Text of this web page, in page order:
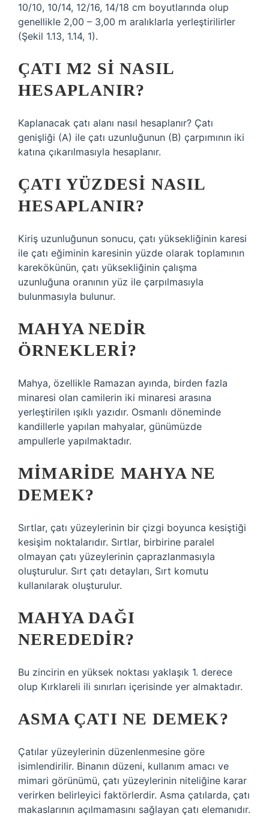
10/10, 10/14, 12/16, 14/18 cm boyutlarında olup
genellikle 2,00 – 3,00 m aralıklarla yerleştirilirler
(Şekil 1.13, 1.14, 1).
ÇATI M2 SI NASIL
HESAPLANIR?
Kaplanacak çatı alanı nasıl hesaplanır? Çatı
genişliği (A) ile çatı uzunluğunun (B) çarpımının iki
katına çıkarılmasıyla hesaplanır.
ÇATI YÜZDESI NASIL
HESAPLANIR?
Kiriş uzunluğunun sonucu, çatı yüksekliğinin karesi
ile çatı eğiminin karesinin yüzde olarak toplamının
karekökünün, çatı yüksekliğinin çalışma
uzunluğuna oranının yüz ile çarpılmasıyla
bulunmasıyla bulunur.
MAHYA NEDIR
ÖRNEKLERI?
Mahya, özellikle Ramazan ayında, birden fazla
minaresi olan camilerin iki minaresi arasına
yerleştirilen ışıklı yazıdır. Osmanlı döneminde
kandillerle yapılan mahyalar, günümüzde
ampullerle yapılmaktadır.
MIMARIDE MAHYA NE
DEMEK?
Sırtlar, çatı yüzeylerinin bir çizgi boyunca kesiştiği
kesişim noktalarıdır. Sırtlar, birbirine paralel
olmayan çatı yüzeylerinin çaprazlanmasıyla
oluşturulur. Sırt çatı detayları, Sırt komutu
kullanılarak oluşturulur.
MAHYA DAĞI
NEREDEDIR?
Bu zincirin en yüksek noktası yaklaşık 1. derece
olup Kırklareli ili sınırları içerisinde yer almaktadır.
ASMA ÇATI NE DEMEK?
Çatılar yüzeylerinin düzenlenmesine göre
isimlendirilir. Binanın düzeni, kullanım amacı ve
mimari görünümü, çatı yüzeylerinin niteliğine karar
verirken belirleyici faktörlerdir. Asma çatılarda, çatı
makaslarının açılmamasını sağlayan çatı elemanıdır.